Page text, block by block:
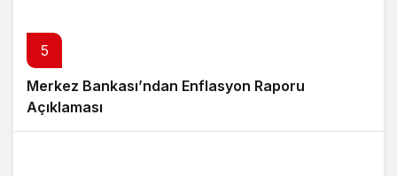
5
Merkez Bankası’ndan Enflasyon Raporu
Açıklaması